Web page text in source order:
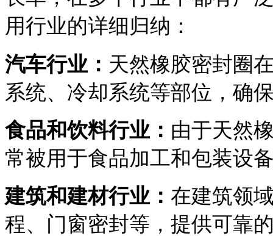
用行业的详细归纳：
汽车行业： 天然橡胶密封圈
系统、冷却系统等部位，确
食品和饮料行业： 由于天然
常被用于食品加工和包装设
建筑和建材行业： 在建筑领
程、门窗密封等，提供可靠